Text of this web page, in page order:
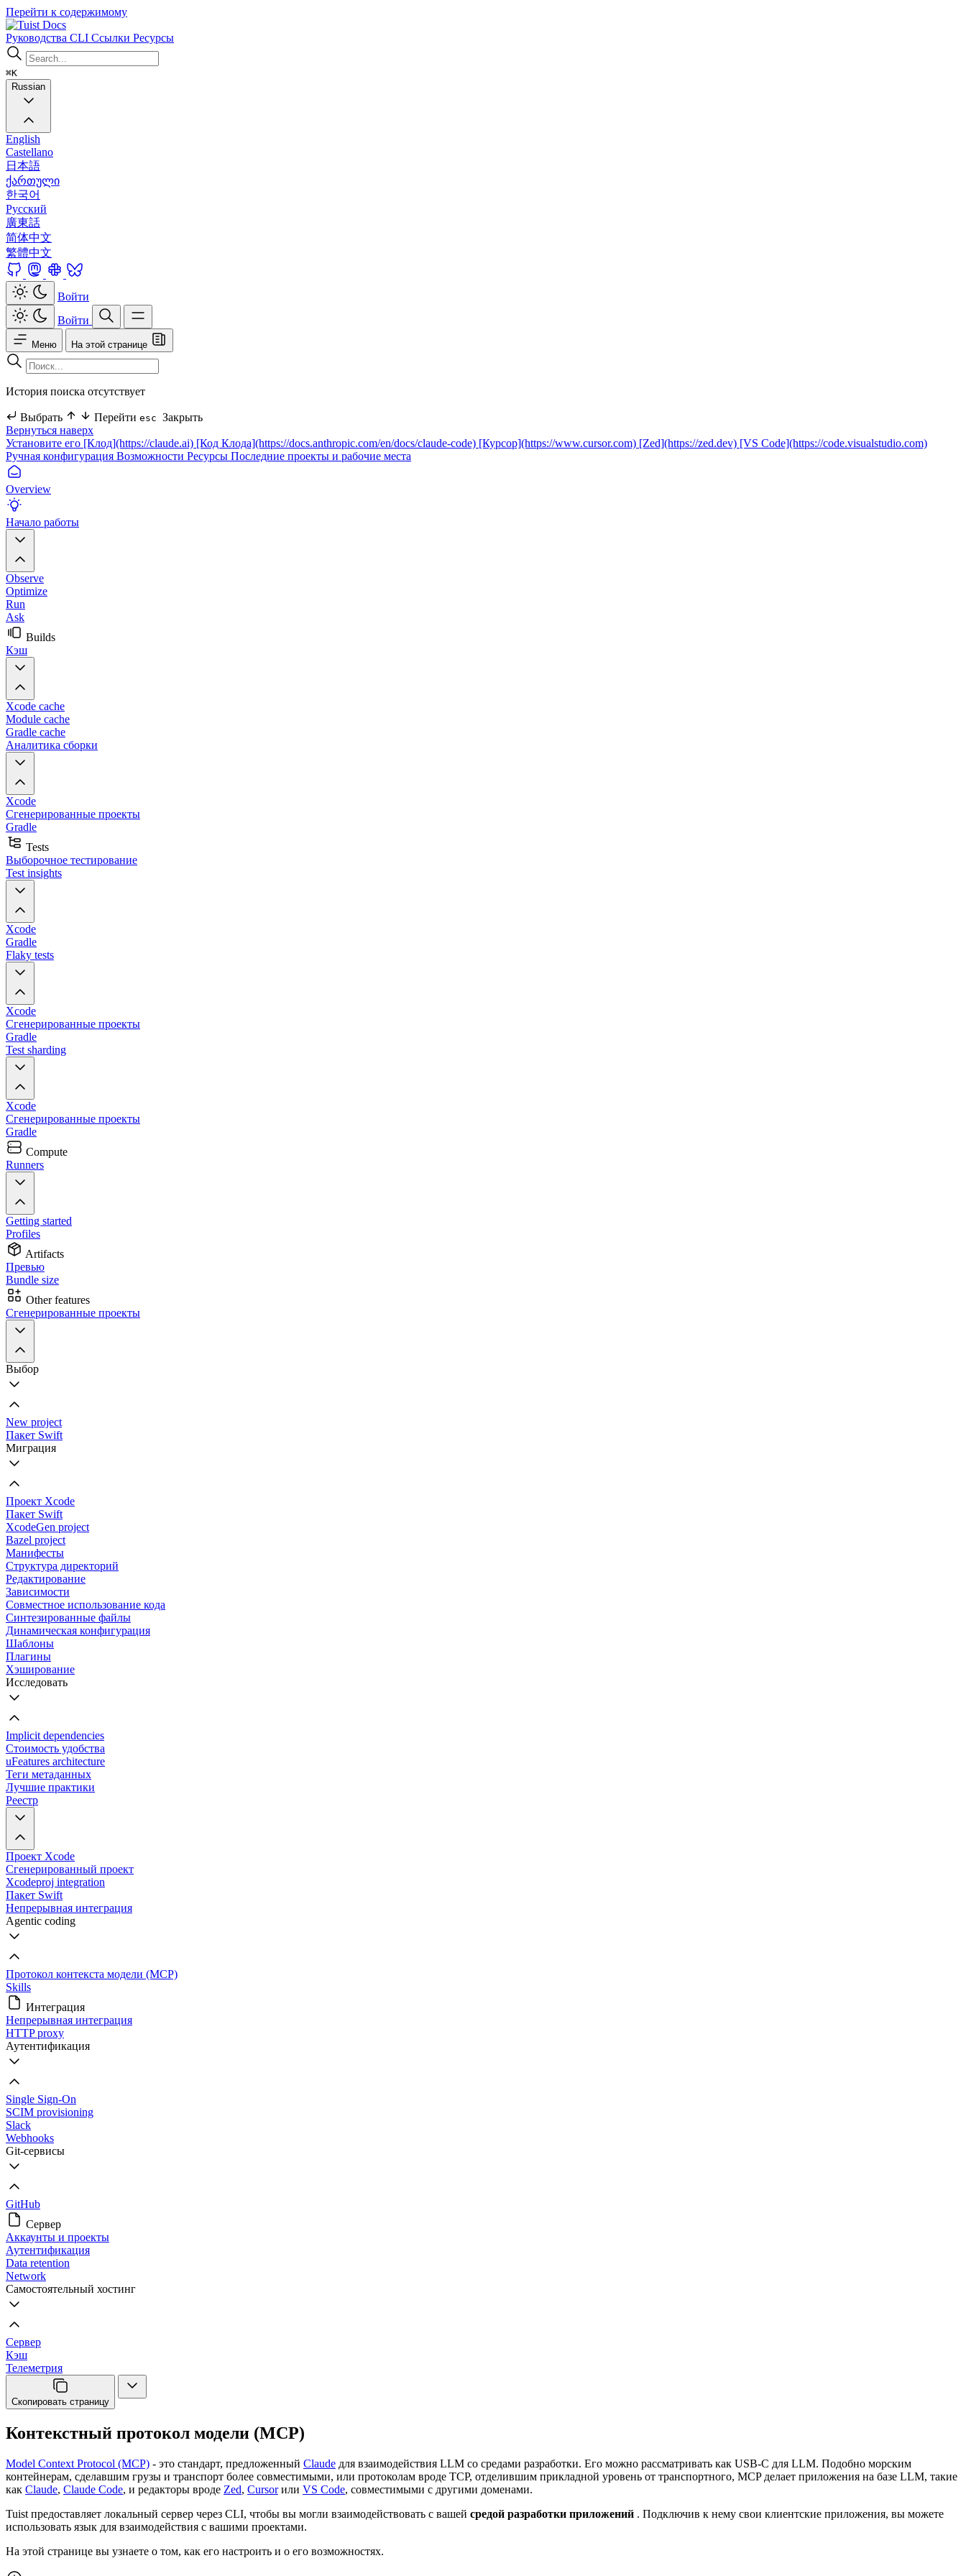
Перейти к содержимому
Docs
Руководства CLI Ссылки Ресурсы
⌘K
Russian
English
Castellano
日本語
ქართული
한국어
Русский
廣東話
简体中文
繁體中文
Войти
Войти
Меню На этой странице
История поиска отсутствует
Выбрать Перейти esc Закрыть
Вернуться наверх
Установите его [Клод](https://claude.ai) [Код Клода](https://docs.anthropic.com/en/docs/claude-code) [Курсор](https://www.cursor.com) [Zed](https://zed.dev) [VS Code](https://code.visualstudio.com)
Ручная конфигурация Возможности Ресурсы Последние проекты и рабочие места
Overview
Начало работы
Observe
Optimize
Run
Ask
Builds
Кэш
Xcode cache
Module cache
Gradle cache
Аналитика сборки
Xcode
Сгенерированные проекты
Gradle
Tests
Выборочное тестирование
Test insights
Xcode
Gradle
Flaky tests
Xcode
Сгенерированные проекты
Gradle
Test sharding
Xcode
Сгенерированные проекты
Gradle
Compute
Runners
Getting started
Profiles
Artifacts
Превью
Bundle size
Other features
Сгенерированные проекты
Выбор
New project
Пакет Swift
Миграция
Проект Xcode
Пакет Swift
XcodeGen project
Bazel project
Манифесты
Структура директорий
Редактирование
Зависимости
Совместное использование кода
Синтезированные файлы
Динамическая конфигурация
Шаблоны
Плагины
Хэширование
Исследовать
Implicit dependencies
Стоимость удобства
uFeatures architecture
Теги метаданных
Лучшие практики
Реестр
Проект Xcode
Сгенерированный проект
Xcodeproj integration
Пакет Swift
Непрерывная интеграция
Agentic coding
Протокол контекста модели (MCP)
Skills
Интеграция
Непрерывная интеграция
HTTP proxy
Аутентификация
Single Sign-On
SCIM provisioning
Slack
Webhooks
Git-сервисы
GitHub
Сервер
Аккаунты и проекты
Аутентификация
Data retention
Network
Самостоятельный хостинг
Сервер
Кэш
Телеметрия
Скопировать страницу
Контекстный протокол модели (MCP)
Model Context Protocol (MCP) - это стандарт, предложенный Claude для взаимодействия LLM со средами разработки. Его можно рассматривать как USB-C для LLM. Подобно морским
контейнерам, сделавшим грузы и транспорт более совместимыми, или протоколам вроде TCP, отделившим прикладной уровень от транспортного, MCP делает приложения на базе LLM, такие
как Claude, Claude Code, и редакторы вроде Zed, Cursorили VS Code, совместимыми с другими доменами.
Tuist предоставляет локальный сервер через CLI, чтобы вы могли взаимодействовать с вашей средой разработки приложений . Подключив к нему свои клиентские приложения, вы можете
использовать язык для взаимодействия с вашими проектами.
На этой странице вы узнаете о том, как его настроить и о его возможностях.